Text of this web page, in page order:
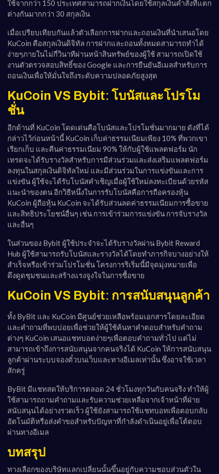
ใช้จากกว่า 150 ประเทศสามารถฝากเงินโดยใช้สกุลเงินคำสั่งที่แตก
ต่างกันมากกว่า 30 สกุลเงิน
เมื่อเปรียบเทียบกันแล้วตัวเลือกการฝากและถอนเงินที่นำเสนอโดย
KuCoin คือสกุลเงินดิจิทัล การฝากและถอนทั้งหมดสามารถทำได้
ง่ายๆภายในไม่กี่วินาทีผ่านหน้าสินทรัพย์ของผู้ใช้ สามารถเปิดใช้
งานตัวตรวจสอบสิทธิ์ของ Google และการยืนยันอีเมลสำหรับการ
ถอนเงินเพื่อให้มั่นใจถึงระดับความปลอดภัยสูงสุด
KuCoin VS Bybit: โบนัสและโปรโม
ชั่น
อีกด้านที่ KuCoin โดดเด่นคือโบนัสและโปรโมชั่นมากมาย ดังที่ได้
กล่าวไว้ก่อนหน้านี้ KuCoin เก็บค่าธรรมเนียมเพียง 10% ที่พวกเขา
เรียกเก็บ และคืนค่าธรรมเนียม 90% ให้กับผู้ใช้แพลตฟอร์ม นัก
เทรดจะได้รับรางวัลสำหรับการมีส่วนร่วมและส่งเสริมแพลตฟอร์ม
ลงทุนในสกุลเงินดิจิทัลใหม่ และมีส่วนร่วมในการแข่งขันและการ
แข่งขัน ผู้ใช้จะได้รับโบนัสคำเชิญเมื่อผู้ใช้ใหม่ลงทะเบียนด้วยรหัส
แนะนำของตน อีกวิธีหนึ่งในการรับโบนัสคือการถือครองหุ้น
KuCoin ผู้ถือหุ้น KuCoin จะได้รับส่วนลดค่าธรรมเนียมการซื้อขาย
และสิทธิประโยชน์อื่นๆ เช่น การเข้าร่วมการแข่งขัน การจับรางวัล
และอื่นๆ
ในส่วนของ Bybit ผู้ใช้ประจำจะได้รับรางวัลผ่าน Bybit Reward
Hub ผู้ใช้สามารถรับโบนัสและรางวัลได้โดยทำภารกิจบางอย่างให้
สำเร็จหรือเข้าร่วมโปรโมชั่น โครงการริเริ่มนี้มีจุดมุ่งหมายเพื่อ
ดึงดูดชุมชนและสร้างแรงจูงใจในการซื้อขาย
KuCoin VS Bybit: การสนับสนุนลูกค้า
ทั้ง ByBit และ KuCoin มีศูนย์ช่วยเหลือพร้อมเอกสารโดยละเอียด
และคำถามที่พบบ่อยเพื่อช่วยให้ผู้ใช้ค้นหาคำตอบสำหรับคำถาม
ต่างๆ KuCoin เสนอแชทบอตง่ายๆเพื่อตอบคำถามทั่วไป แต่ไม่
สามารถเข้าถึงการสนับสนุนจากคนจริงได้ KuCoin ให้การสนับสนุน
ลูกค้าผ่านระบบจองตั๋วบนเว็บและทางอีเมลเท่านั้น ซึ่งอาจใช้เวลา
สักครู่
ByBit มีแชทสดให้บริการตลอด 24 ชั่วโมงทุกวันกับคนจริง ทำให้ผู้
ใช้สามารถถามคำถามและรับความช่วยเหลือจากเจ้าหน้าที่ฝ่าย
สนับสนุนได้อย่างรวดเร็ว ผู้ใช้ยังสามารถใช้แชทบอทเพื่อตอบกลับ
อัตโนมัติหรือส่งคำขอสำหรับปัญหาที่กำลังดำเนินอยู่เพื่อโต้ตอบ
ผ่านทางอีเมล
บทสรุป
ทางเลือกของบริษัทแลกเปลี่ยนนั้นขึ้นอยู่กับความชอบส่วนตัวใน